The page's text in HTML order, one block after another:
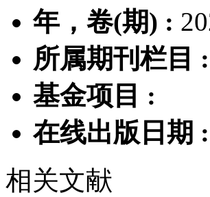
年，卷(期) :
所属期刊栏目 :
基金项目 :
在线出版日期 :
相关文献